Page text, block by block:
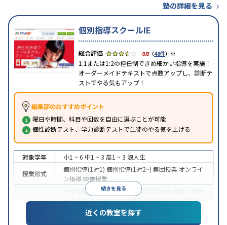
塾の詳細を見る
個別指導スクールIE
3.8（48件） ※
1:1または1:2の担任制できめ細かい指導を実施！
オーダーメイドテキストで点数アップし、診断テ
ストでやる気もアップ！
編集部のおすすめポイント
曜日や時間、科目や回数を自由に選ぶことが可能
個性診断テスト、学力診断テストで生徒のやる気を上げる
続きを見る
対象学年 小1 ~ 6 中1 ~ 3 高1 ~ 3 浪人生
授業形式
個別指導(1対1) 個別指導(1対2~) 集団授業 オンライ
ン指導 映像授業
中学受験 高校受験大学受験 医学部受験
テスト対策内申点対策学習習慣の定着総合型選抜
(旧AO)対策 推薦入試対策学校別特化対策
近くの教室を探す